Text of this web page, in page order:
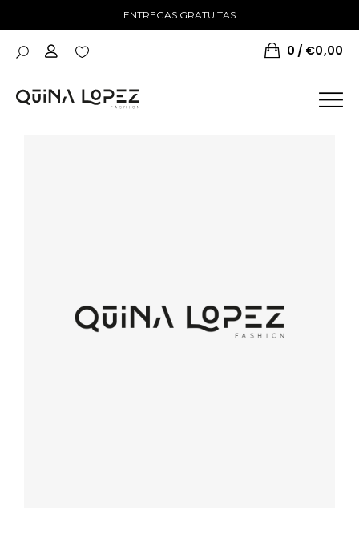
ENTREGAS GRATUITAS
0 €0,00